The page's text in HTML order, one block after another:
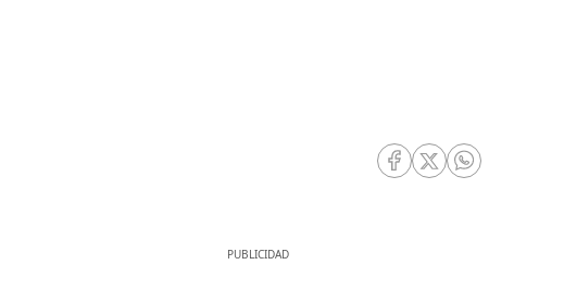
RRSS Facebook
RRSS Twitter
RRSS